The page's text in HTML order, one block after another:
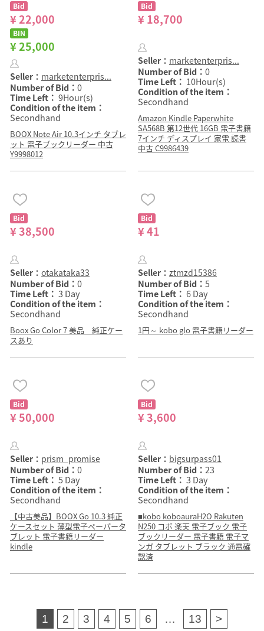
Bid
¥ 22,000
BIN
¥ 25,000
Seller： marketenterpris...
Number of Bid： 0
Time Left： 9Hour(s)
Condition of the item：
Secondhand
BOOX Note Air 10.3インチ タブレ
ット 電子ブックリーダー 中古
Y9998012
Bid
¥ 18,700
Seller： marketenterpris...
Number of Bid： 0
Time Left： 10Hour(s)
Condition of the item：
Secondhand
Amazon Kindle Paperwhite
SA568B 第12世代 16GB 電子書籍
7インチ ディスプレイ 家電 読書
中古 C9986439
Bid
¥ 38,500
Seller： otakataka33
Number of Bid： 0
Time Left： 3 Day
Condition of the item：
Secondhand
Boox Go Color 7 美品 純正ケー
スあり
Bid
¥ 41
Seller： ztmzd15386
Number of Bid： 5
Time Left： 6 Day
Condition of the item：
Secondhand
1円～ kobo glo 電子書籍リーダー
Bid
¥ 50,000
Seller： prism_promise
Number of Bid： 0
Time Left： 5 Day
Condition of the item：
Secondhand
【中古美品】BOOX Go 10.3 純正
ケースセット 薄型電子ペーパータ
ブレット 電子書籍リーダー
kindle
Bid
¥ 3,600
Seller： bigsurpass01
Number of Bid： 23
Time Left： 3 Day
Condition of the item：
Secondhand
■kobo koboauraH2O Rakuten
N250 コボ 楽天 電子ブック 電子
ブックリーダー 電子書籍 電子マ
ンガ タブレット ブラック 通電確
認済
1 2 3 4 5 6 … 13 >